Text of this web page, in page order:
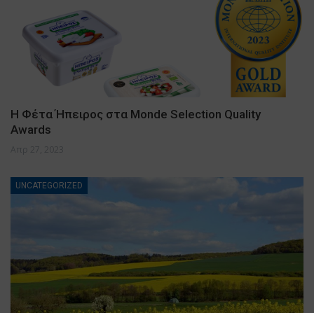
Η Φέτα Ήπειρος στα Monde Selection Quality
Awards
Απρ 27, 2023
UNCATEGORIZED